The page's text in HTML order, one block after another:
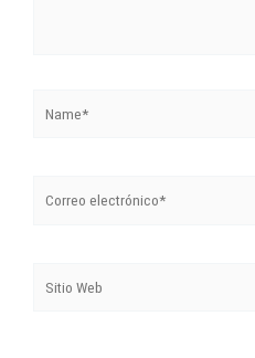
electrónico*
Web